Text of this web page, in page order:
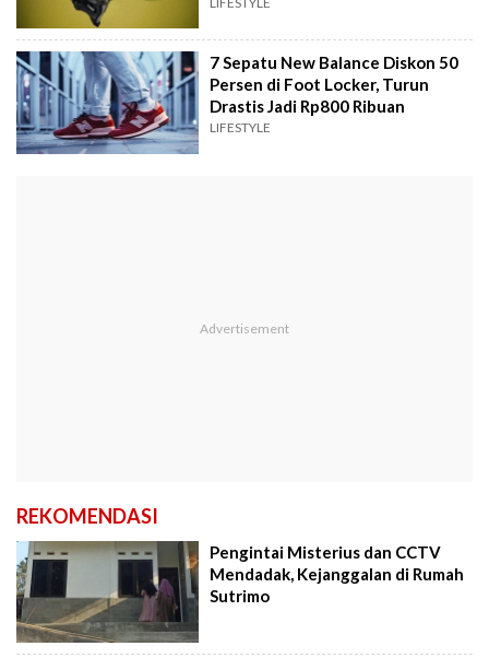
7 Sepatu New Balance Diskon 50
Persen di Foot Locker, Turun
Drastis Jadi Rp800 Ribuan
LIFESTYLE
REKOMENDASI
Pengintai Misterius dan CCTV
Mendadak, Kejanggalan di Rumah
Sutrimo